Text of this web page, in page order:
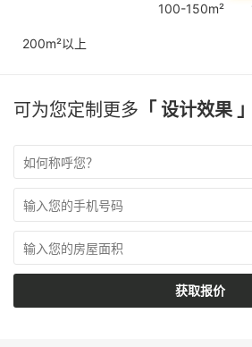
100-150m²
200m²以上
可为您定制更多 「 设计效果 」
获取报价